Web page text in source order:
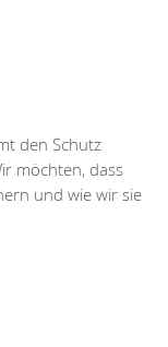
den Schutz
möchten, dass
und wie wir sie